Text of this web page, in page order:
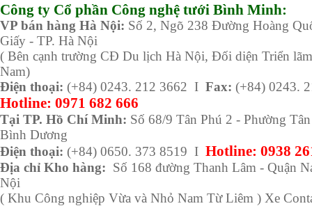
Công ty Cổ phần Công nghệ tưới Bình Minh:
VP bán hàng Hà Nội: Số 2, Ngõ 238 Đường Hoàng
Giấy - TP. Hà Nội
( Bên cạnh trường CĐ Du lịch Hà Nội, Đối diện Triển
Nam)
Điện thoại: (+84) 0243. 212 3662 I Fax: (+84) 0243.
Hotline: 0971 682 666
Tại TP. Hồ Chí Minh: Số 68/9 Tân Phú 2 - Phường
Bình Dương
Điện thoại: (+84) 0650. 373 8519 I Hotline: 0938
Địa chỉ Kho hàng: Số 168 đường Thanh Lâm - Quận
Nội
( Khu Công nghiệp Vừa và Nhỏ Nam Từ Liêm ) Xe